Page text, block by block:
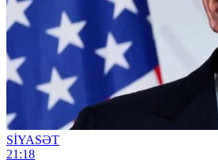
SİYASƏT
21:18